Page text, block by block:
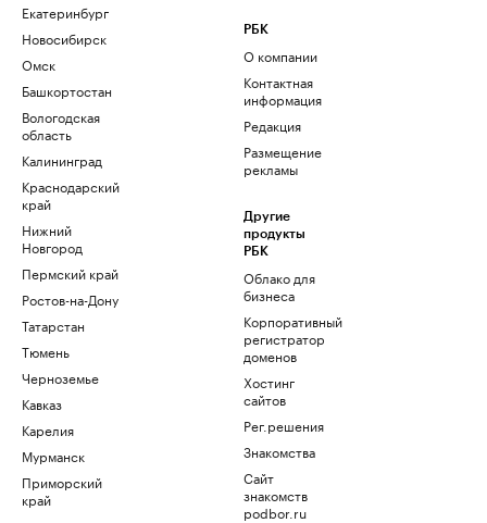
Екатеринбург
Новосибирск
Омск
Башкортостан
Вологодская
область
Калининград
Краснодарский
край
Нижний
Новгород
Пермский край
Ростов-на-Дону
Татарстан
Тюмень
Черноземье
Кавказ
Карелия
Мурманск
Приморский
край
РБК
О компании
Контактная
информация
Редакция
Размещение
рекламы
Другие
продукты
РБК
Облако для
бизнеса
Корпоративный
регистратор
доменов
Хостинг
сайтов
Рег.решения
Знакомства
Сайт
знакомств
podbor.ru